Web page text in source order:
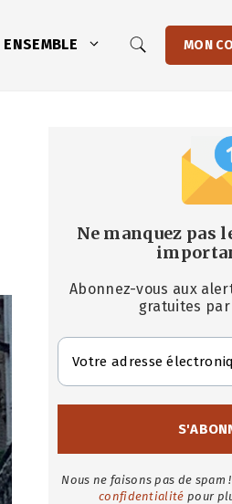
ENSEMBLE MON
Ne manquez pas
Abonnez-vous aux
gratuites
Nous ne faisons pas de spam
confidentialité pour